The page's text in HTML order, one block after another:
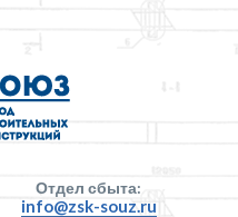
Отдел сбыта:
info@zsk-souz.ru